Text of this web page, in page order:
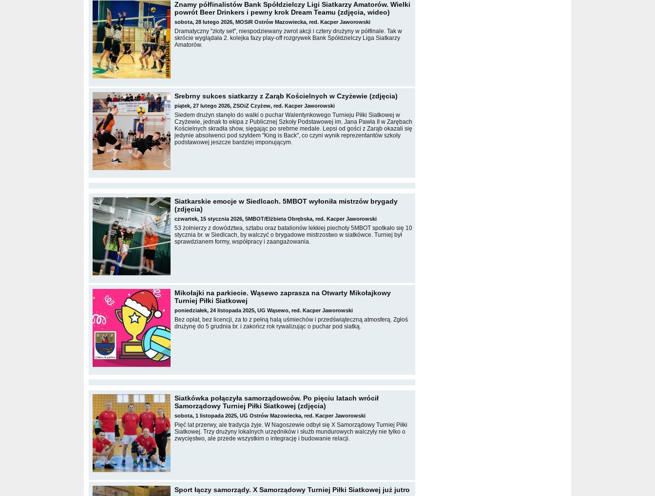
Znamy półfinalistów Bank Spółdzielczy Ligi Siatkarzy Amatorów. Wielki
powrót Beer Drinkers i pewny krok Dream Teamu (zdjęcia, wideo)
sobota, 28 lutego 2026, MOSiR Ostrów Mazowiecka, red. Kacper Jaworowski
Dramatyczny "złoty set", niespodziewany zwrot akcji i cztery drużyny w półfinale. Tak w
skrócie wyglądała 2. kolejka fazy play-off rozgrywek Bank Spółdzielczy Liga Siatkarzy
Amatorów.
Srebrny sukces siatkarzy z Zarąb Kościelnych w Czyżewie (zdjęcia)
piątek, 27 lutego 2026, ZSOiZ Czyżew, red. Kacper Jaworowski
Siedem drużyn stanęło do walki o puchar Walentynkowego Turnieju Piłki Siatkowej w
Czyżewie, jednak to ekipa z Publicznej Szkoły Podstawowej im. Jana Pawła II w Zarębach
Kościelnych skradła show, sięgając po srebrne medale. Lepsi od gości z Zarąb okazali się
jedynie absolwenci pod szyldem "King is Back", co czyni wynik reprezentantów szkoły
podstawowej jeszcze bardziej imponującym.
Siatkarskie emocje w Siedlcach. 5MBOT wyłoniła mistrzów brygady
(zdjęcia)
czwartek, 15 stycznia 2026, 5MBOT/Elżbieta Obrębska, red. Kacper Jaworowski
53 żołnierzy z dowództwa, sztabu oraz batalionów lekkiej piechoty 5MBOT spotkało się 10
stycznia br. w Siedlcach, by walczyć o brygadowe mistrzostwo w siatkówce. Turniej był
sprawdzianem formy, współpracy i zaangażowania.
Mikołajki na parkiecie. Wąsewo zaprasza na Otwarty Mikołajkowy
Turniej Piłki Siatkowej
poniedziałek, 24 listopada 2025, UG Wąsewo, red. Kacper Jaworowski
Bez opłat, bez licencji, za to z pełną halą uśmiechów i przedświąteczną atmosferą. Zgłoś
drużynę do 5 grudnia br. i zakończ rok rywalizując o puchar pod siatką.
Siatkówka połączyła samorządowców. Po pięciu latach wrócił
Samorządowy Turniej Piłki Siatkowej (zdjęcia)
sobota, 1 listopada 2025, UG Ostrów Mazowiecka, red. Kacper Jaworowski
Pięć lat przerwy, ale tradycja żyje. W Nagoszewie odbył się X Samorządowy Turniej Piłki
Siatkowej. Trzy drużyny lokalnych urzędników i służb mundurowych walczyły nie tylko o
zwycięstwo, ale przede wszystkim o integrację i budowanie relacji.
Sport łączy samorządy. X Samorządowy Turniej Piłki Siatkowej już jutro